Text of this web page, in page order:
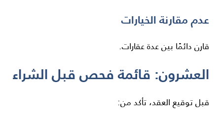
عدم مقارنة الخيارات
قارن دائمًا بين عدة عقارات.
العشرون: قائمة فحص قبل الشراء
قبل توقيع العقد، تأكد من: